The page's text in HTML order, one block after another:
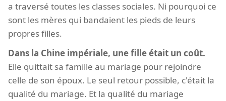
a traversé toutes les classes sociales. Ni pourquoi ce
sont les mères qui bandaient les pieds de leurs
propres filles.
Dans la Chine impériale, une fille était un coût.
Elle quittait sa famille au mariage pour rejoindre
celle de son époux. Le seul retour possible, c'était la
qualité du mariage. Et la qualité du mariage